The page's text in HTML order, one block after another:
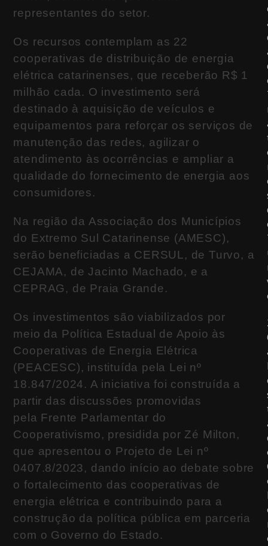
representantes do setor.
Os recursos contemplam as 22
cooperativas de distribuição de energia
elétrica catarinenses, que receberão R$ 1
milhão cada. O investimento será
destinado à aquisição de veículos e
equipamentos para reforçar os serviços de
manutenção das redes, agilizar o
atendimento às ocorrências e ampliar a
qualidade do fornecimento de energia aos
consumidores.
Na região da Associação dos Municípios
do Extremo Sul Catarinense (AMESC),
serão beneficiadas a CERSUL, de Turvo, a
CEJAMA, de Jacinto Machado, e a
CEPRAG, de Praia Grande.
Os investimentos são viabilizados por
meio da Política Estadual de Apoio às
Cooperativas de Energia Elétrica
(PEACESC), instituída pela Lei nº
18.847/2024. A iniciativa foi construída a
partir das discussões promovidas
pela Frente Parlamentar do
Cooperativismo, presidida por Zé Milton,
que apresentou o Projeto de Lei nº
0407.8/2023, dando início ao debate sobre
o fortalecimento das cooperativas de
energia elétrica e contribuindo para a
construção da política pública em parceria
com o Governo do Estado.